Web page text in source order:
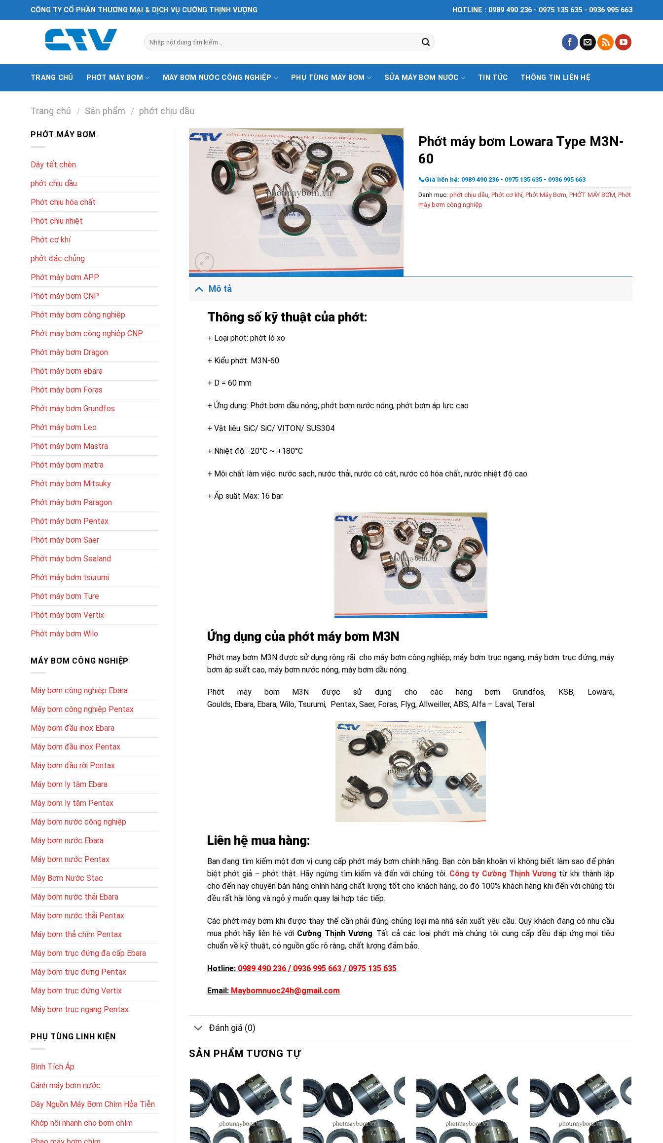
đến
CÔNG TY CỔ PHẦN THƯƠNG MẠI & DỊCH VỤ CƯỜNG THỊNH VƯỢNG HOTLINE : 0989 490 236 - 0975 135 635 - 0936 995 663
Tìm
kiếm:
TRANG CHỦ PHỚT MÁY BƠM MÁY BƠM NƯỚC CÔNG NGHIỆP PHỤ TÙNG MÁY BƠM SỬA MÁY BƠM NƯỚC TIN TỨC THÔNG TIN LIÊN HỆ
Trang chủ / Sản phẩm / phớt chịu dầu
PHỚT MÁY BƠM
Dây tết chèn
phớt chịu dầu
Phớt chịu hóa chất
Phớt chịu nhiệt
Phớt cơ khí
phớt đặc chủng
Phớt máy bơm APP
Phớt máy bơm CNP
Phớt máy bơm công nghiệp
Phớt máy bơm công nghiệp CNP
Phớt máy bơm Dragon
Phớt máy bơm ebara
Phớt máy bơm Foras
Phớt máy bơm Grundfos
Phớt máy bơm Leo
Phớt máy bơm Mastra
Phớt máy bơm matra
Phớt máy bơm Mitsuky
Phớt máy bơm Paragon
Phớt máy bơm Pentax
Phớt máy bơm Saer
Phớt máy bơm Sealand
Phớt máy bơm tsurumi
Phớt máy bơm Ture
Phớt máy bơm Vertix
Phớt máy bơm Wilo
MÁY BƠM CÔNG NGHIỆP
Máy bơm công nghiệp Ebara
Máy bơm công nghiệp Pentax
Máy bơm đầu inox Ebara
Máy bơm đầu inox Pentax
Máy bơm đầu rời Pentax
Máy bơm ly tâm Ebara
Máy bơm ly tâm Pentax
Máy bơm nước công nghiệp
Máy bơm nước Ebara
Máy bơm nước Pentax
Máy Bơm Nước Stac
Máy bơm nước thải Ebara
Máy bơm nước thải Pentax
Máy bơm thả chìm Pentax
Máy bơm trục đứng đa cấp Ebara
Máy bơm trục đứng Pentax
Máy bơm trục đứng Vertix
Máy bơm trục ngang Pentax
PHỤ TÙNG LINH KIỆN
Bình Tích Áp
Cánh máy bơm nước
Dây Nguồn Máy Bơm Chìm Hỏa Tiễn
Khớp nối nhanh cho bơm chìm
Phớt máy bơm Lowara Type M3N-
60
📞Giá liên hệ: 0989 490 236 - 0975 135 635 - 0936 995 663
Danh mục: phớt chịu dầu Phớt cơ khí, Phớt Máy Bơm PHỚT MÁY BƠM Phớt
máy bơm công nghiệp
Mô tả
Thông số kỹ thuật của phớt:
+ Loại phớt: phớt lò xo
+ Kiểu phớt: M3N-60
+ D = 60 mm
+ Ứng dụng: Phớt bơm dầu nóng, phớt bơm nước nóng, phớt bơm áp lực cao
+ Vật liệu: SiC/ SiC/ VITON/ SUS304
+ Nhiệt độ: -20°C ~ +180°C
+ Môi chất làm việc: nước sạch, nước thải, nước có cát, nước có hóa chất, nước nhiệt độ cao
+ Áp suất Max: 16 bar
Ứng dụng của phớt máy bơm M3N
Phớt may bơm M3N được sử dụng rộng rãi cho máy bơm công nghiệp, máy bơm trục ngang, máy bơm trục đứng, máy
bơm áp suất cao, máy bơm nước nóng, máy bơm dầu nóng.
Phớt máy bơm M3N được sử dụng cho các hãng bơm Grundfos, KSB, Lowara,
Goulds, Ebara, Ebara, Wilo, Tsurumi, Pentax, Saer, Foras, Flyg, Allweiller, ABS, Alfa – Laval, Teral.
Liên hệ mua hàng:
Bạn đang tìm kiếm một đơn vị cung cấp phớt máy bơm chính hãng. Bạn còn băn khoăn vì không biết làm sao để phân
biệt phớt giả – phớt thật. Hãy ngừng tìm kiếm và đến với chúng tôi. Công ty Cường Thịnh Vương từ khi thành lập
cho đến nay chuyên bán hàng chính hãng chất lượng tốt cho khách hàng, do đó 100% khách hàng khi đến với chúng tôi
đều rất hài lòng và ngỏ ý muốn quay lại hợp tác tiếp.
Các phớt máy bơm khi được thay thế cần phải đúng chủng loại mà nhà sản xuất yêu cầu. Quý khách đang có nhu cầu
mua phớt hãy liên hệ với Cường Thịnh Vương. Tất cả các loại phớt mà chúng tôi cung cấp đều đáp ứng mọi tiêu
chuẩn về kỹ thuật, có nguồn gốc rõ ràng, chất lượng đảm bảo.
Hotline: 0989 490 236 / 0936 995 663 / 0975 135 635
Email: Maybomnuoc24h@gmail.com
Đánh giá (0)
SẢN PHẨM TƯƠNG TỰ